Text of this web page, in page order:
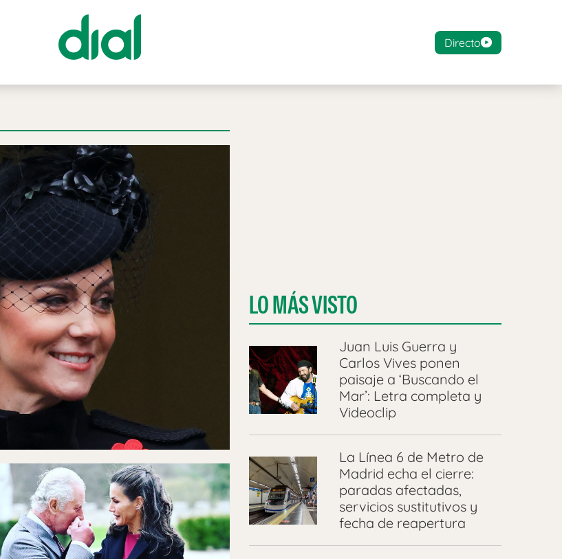
Directo
LO MÁS VISTO
Juan Luis Guerra y
Carlos Vives ponen
paisaje a ‘Buscando el
Mar’: Letra completa y
Videoclip
La Línea 6 de Metro de
Madrid echa el cierre:
paradas afectadas,
servicios sustitutivos y
fecha de reapertura